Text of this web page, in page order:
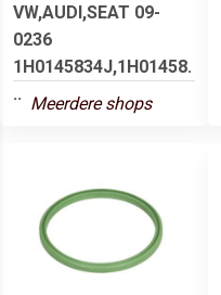
VW,AUDI,SEAT 09-
0236
1H0145834J,1H01458.
.. Meerdere shops